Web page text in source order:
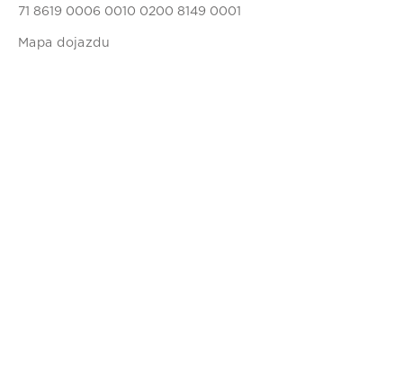
71 8619 0006 0010 0200 8149 0001
Mapa dojazdu